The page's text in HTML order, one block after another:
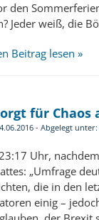
den
Jeder weiß, die
Beitrag lesen »
für Chaos
- Abgelegt unter:
Uhr,
„Umfrage
die in den
einig –